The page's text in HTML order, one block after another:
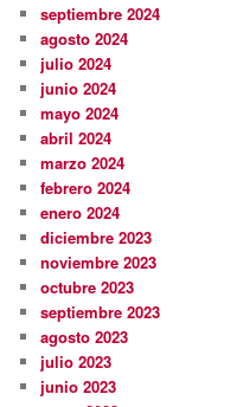
septiembre 2024
agosto 2024
julio 2024
junio 2024
mayo 2024
abril 2024
marzo 2024
febrero 2024
enero 2024
diciembre 2023
noviembre 2023
octubre 2023
septiembre 2023
agosto 2023
julio 2023
junio 2023